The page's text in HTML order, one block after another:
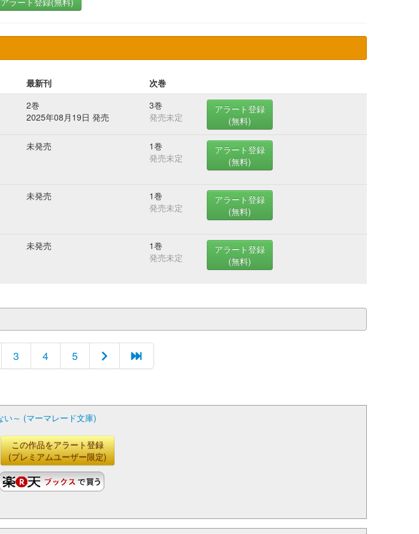
最新刊
次巻
2巻
2025年08月19日 発売
3巻
発売未定
アラート登録
(無料)
未発売
1巻
発売未定
アラート登録
(無料)
未発売
1巻
発売未定
アラート登録
(無料)
未発売
1巻
発売未定
アラート登録
(無料)
3 4 5
い～ (マーマレード文庫)
この作品をアラート登録
(プレミアムユーザー限定)